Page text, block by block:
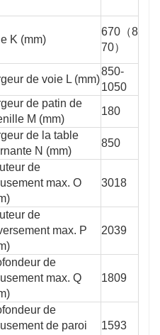
K (mm)
670（8
70）
de voie L (mm)
850-
1050
de patin de
M (mm)
180
de la table
N (mm)
850
de
max. O
3018
de
max. P
2039
de
max. Q
1809
de
de paroi
1593